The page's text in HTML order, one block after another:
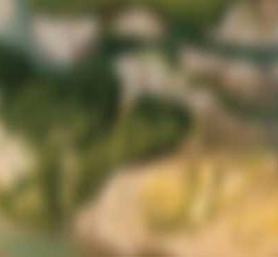
Canada